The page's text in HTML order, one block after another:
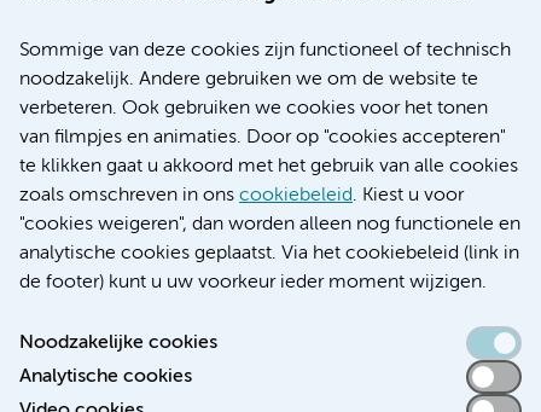
Sommige van deze cookies zijn functioneel of technisch
noodzakelijk. Andere gebruiken we om de website te
verbeteren. Ook gebruiken we cookies voor het tonen
van filmpjes en animaties. Door op "cookies accepteren"
te klikken gaat u akkoord met het gebruik van alle cookies
zoals omschreven in ons cookiebeleid. Kiest u voor
"cookies weigeren", dan worden alleen nog functionele en
analytische cookies geplaatst. Via het cookiebeleid (link in
de footer) kunt u uw voorkeur ieder moment wijzigen.
Noodzakelijke cookies
Analytische cookies
Nieuws
Research
Educatie locatie AMC
Educatie locatie VUmc
Verwijzen & diagnostiek
Toegankelijkheidsverklaring